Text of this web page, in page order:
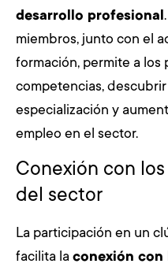
desarrollo profesional
miembros, junto con el
formación, permite a los
competencias,
especialización y
empleo en el sector.
Conexión con
del sector
La participación en un
facilita la conexión con